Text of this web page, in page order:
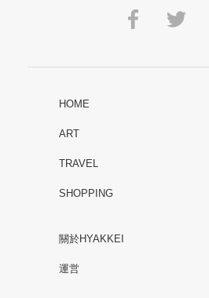
HOME
ART
TRAVEL
SHOPPING
關於HYAKKEI
運営